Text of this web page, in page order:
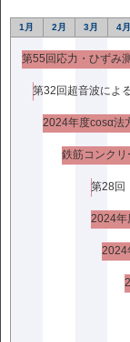
1月 2月 3月 4月
第55回応力・ひずみ
第32回超音波によ
2024年度cosα法
2024年
2024
都】
平成24年度